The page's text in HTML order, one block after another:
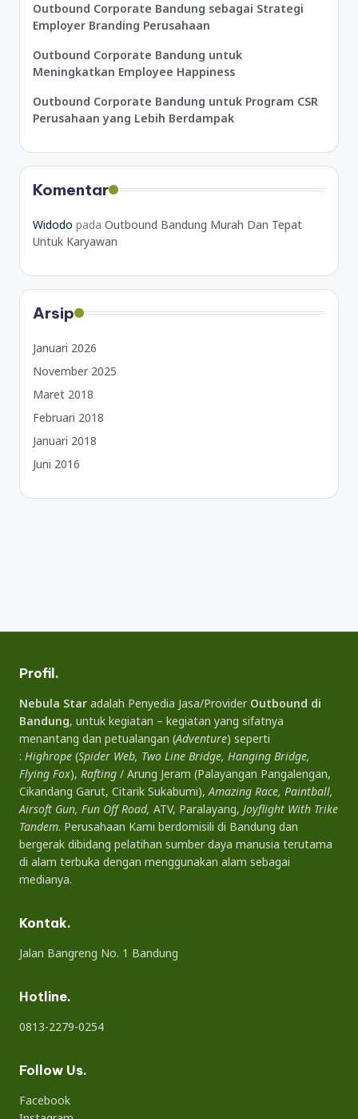
Outbound Corporate Bandung sebagai Strategi
Employer Branding Perusahaan
Outbound Corporate Bandung untuk
Meningkatkan Employee Happiness
Outbound Corporate Bandung untuk Program CSR
Perusahaan yang Lebih Berdampak
Komentar
Widodo pada Outbound Bandung Murah Dan Tepat
Untuk Karyawan
Arsip
Januari 2026
November 2025
Maret 2018
Februari 2018
Januari 2018
Juni 2016
Profil.
Nebula Star adalah Penyedia Jasa/Provider Outbound di
Bandung, untuk kegiatan – kegiatan yang sifatnya
menantang dan petualangan (Adventure) seperti
: Highrope (Spider Web, Two Line Bridge, Hanging Bridge,
Flying Fox), Rafting / Arung Jeram (Palayangan Pangalengan,
Cikandang Garut, Citarik Sukabumi),Amazing Race, Paintball,
Airsoft Gun, Fun Off Road, ATV, Paralayang, Joyflight With Trike
Tandem. Perusahaan Kami berdomisili di Bandung dan
bergerak dibidang pelatihan sumber daya manusia terutama
di alam terbuka dengan menggunakan alam sebagai
medianya.
Kontak.
Jalan Bangreng No. 1 Bandung
Hotline.
0813-2279-0254
Follow Us.
Facebook